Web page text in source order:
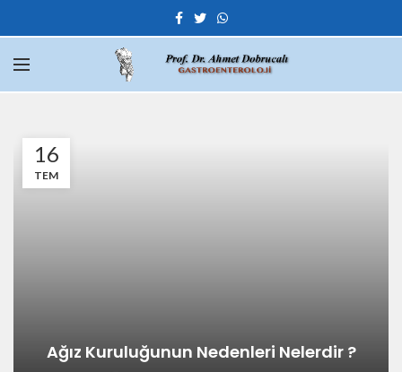
16
TEM
Ağız Kuruluğunun Nedenleri Nelerdir ?